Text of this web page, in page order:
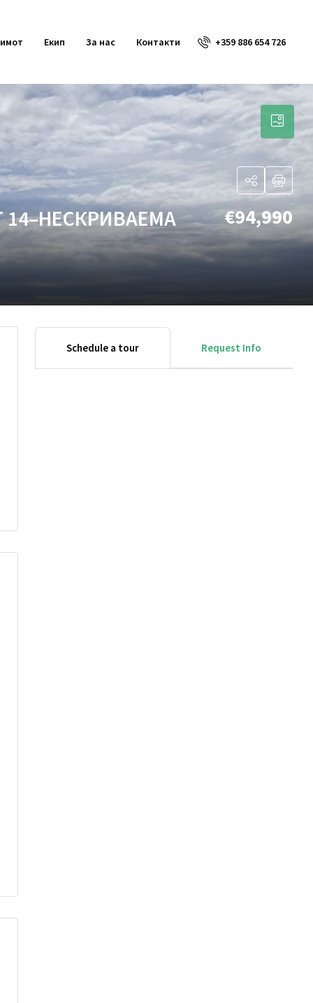
Екип За нас Контакти +359 886 654 726
€94,990
Schedule a tour Request Info